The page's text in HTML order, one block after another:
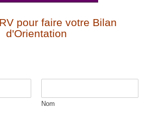
pour faire votre Bilan
d'Orientation
Nom